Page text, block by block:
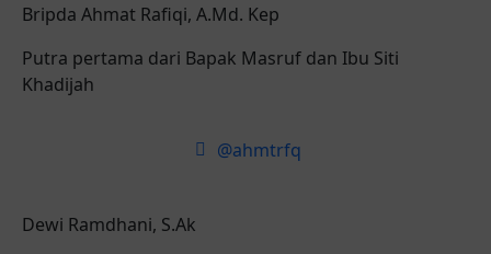
Bripda Ahmat Rafiqi, A.Md. Kep
Putra pertama dari Bapak Masruf dan Ibu Siti
Khadijah
@ahmtrfq
Dewi Ramdhani, S.Ak